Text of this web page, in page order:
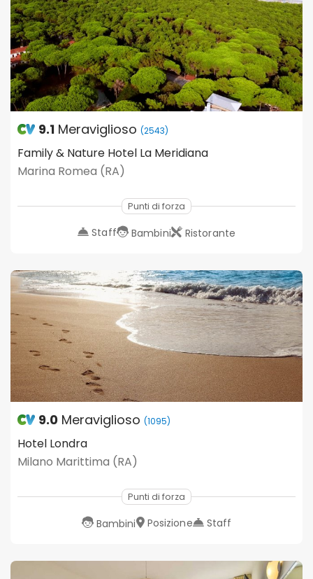
9.1 Meraviglioso (2543)
Family & Nature Hotel La Meridiana
Marina Romea (RA)
Punti di forza
Staff Bambini Ristorante
9.0 Meraviglioso (1095)
Hotel Londra
Milano Marittima (RA)
Punti di forza
Bambini Posizione Staff